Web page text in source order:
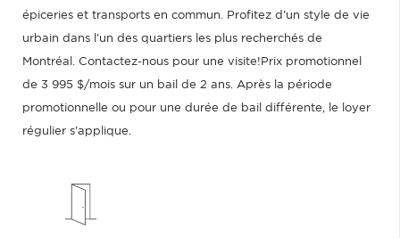
épiceries et transports en commun. Profitez d'un style de vie
urbain dans l'un des quartiers les plus recherchés de
Montréal. Contactez-nous pour une visite!Prix promotionnel
de 3 995 $/mois sur un bail de 2 ans. Après la période
promotionnelle ou pour une durée de bail différente, le loyer
régulier s'applique.